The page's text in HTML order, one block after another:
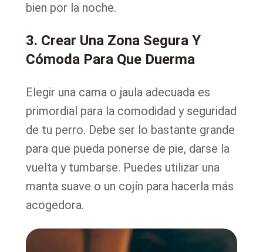
bien por la noche.
3. Crear Una Zona Segura Y
Cómoda Para Que Duerma
Elegir una cama o jaula adecuada es
primordial para la comodidad y seguridad
de tu perro. Debe ser lo bastante grande
para que pueda ponerse de pie, darse la
vuelta y tumbarse. Puedes utilizar una
manta suave o un cojín para hacerla más
acogedora.